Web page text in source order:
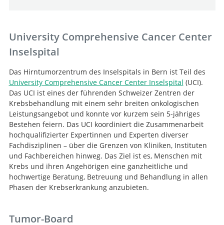
University Comprehensive Cancer Center
Inselspital
Das Hirntumorzentrum des Inselspitals in Bern ist Teil des
University Comprehensive Cancer Center Inselspital (UCI).
Das UCI ist eines der führenden Schweizer Zentren der
Krebsbehandlung mit einem sehr breiten onkologischen
Leistungsangebot und konnte vor kurzem sein 5-jähriges
Bestehen feiern. Das UCI koordiniert die Zusammenarbeit
hochqualifizierter Expertinnen und Experten diverser
Fachdisziplinen – über die Grenzen von Kliniken, Instituten
und Fachbereichen hinweg. Das Ziel ist es, Menschen mit
Krebs und ihren Angehörigen eine ganzheitliche und
hochwertige Beratung, Betreuung und Behandlung in allen
Phasen der Krebserkrankung anzubieten.
Tumor-Board